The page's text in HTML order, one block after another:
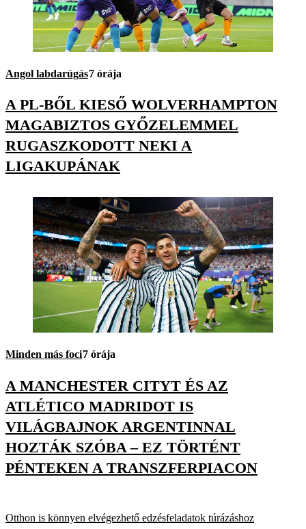
Angol labdarúgás7 órája
A PL-BŐL KIESŐ WOLVERHAMPTON
MAGABIZTOS GYŐZELEMMEL
RUGASZKODOTT NEKI A
LIGAKUPÁNAK
Minden más foci7 órája
A MANCHESTER CITYT ÉS AZ
ATLÉTICO MADRIDOT IS
VILÁGBAJNOK ARGENTINNAL
HOZTÁK SZÓBA – EZ TÖRTÉNT
PÉNTEKEN A TRANSZFERPIACON
Otthon is könnyen elvégezhető edzésfeladatok túrázáshoz